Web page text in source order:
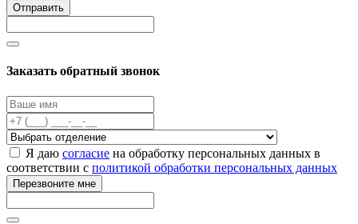
Отправить
Заказать обратный звонок
Я даю согласие на обработку персональных данных в
соответствии с политикой обработки персональных данных
Перезвоните мне